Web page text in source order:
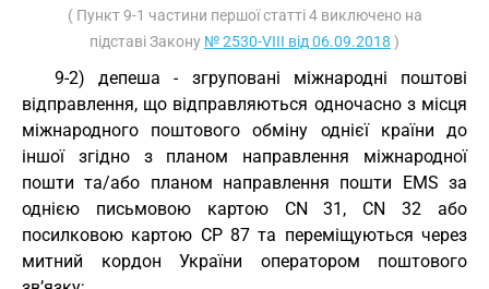
( Пункт 9-1 частини першої статті 4 виключено на
підставі Закону № 2530-VIII від 06.09.2018 )
9-2) депеша - згруповані міжнародні поштові
відправлення, що відправляються одночасно з місця
міжнародного поштового обміну однієї країни до
іншої згідно з планом направлення міжнародної
пошти та/або планом направлення пошти EMS за
однією письмовою картою CN 31, CN 32 або
посилковою картою CP 87 та переміщуються через
митний кордон України оператором поштового